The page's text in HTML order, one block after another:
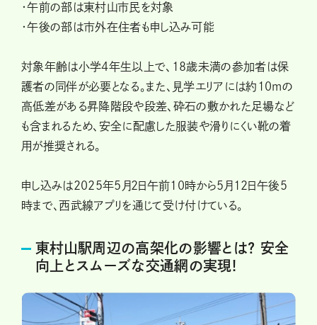
・午前の部は東村山市民を対象
・午後の部は市外在住者も申し込み可能
対象年齢は小学4年生以上で、18歳未満の参加者は保
護者の同伴が必要となる。また、見学エリアには約10mの
高低差がある昇降階段や段差、砕石の敷かれた足場など
も含まれるため、安全に配慮した服装や滑りにくい靴の着
用が推奨される。
申し込みは2025年5月2日午前10時から5月12日午後5
時まで、西武線アプリを通じて受け付けている。
東村山駅周辺の高架化の影響とは? 安全
向上とスムーズな交通網の実現!